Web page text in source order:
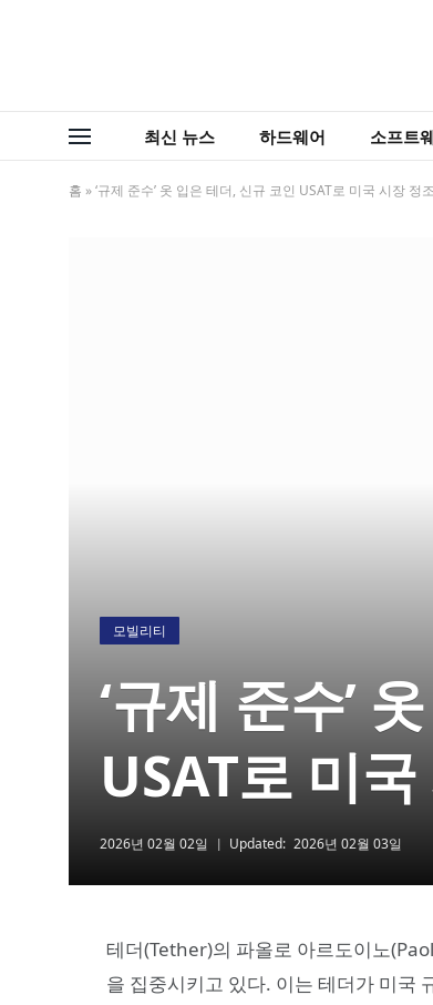
최신 뉴스 하드웨어 소프트
홈 »‘규제 준수’ 옷 입은 테더, 신규 코인 USAT로 미국 시장 정
모빌리티
‘규제 준수’
USAT로 미
2026년 02월 02일 Updated: 2026년 02월 03일
테더(Tether)의 파올로 아르도이노
을 집중시키고 있다. 이는 테더가 미국